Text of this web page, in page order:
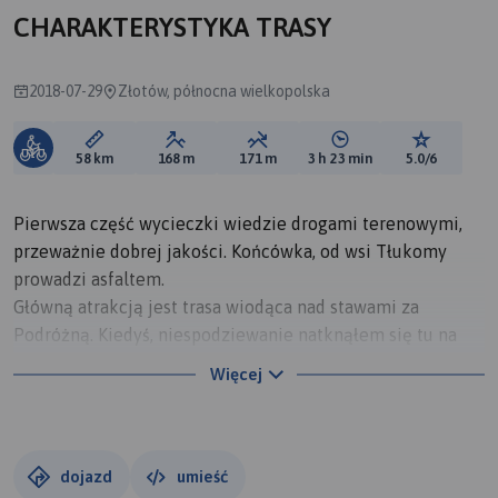
CHARAKTERYSTYKA TRASY
2018-07-29 Złotów, północna wielkopolska
Długość trasy:
58 km Suma przewyższeń:
168 m Suma spadków:
171 m Średni czas potrzebny
3 h 23 min Ocena
5.0/6
Pierwsza część wycieczki wiedzie drogami terenowymi,
przeważnie dobrej jakości. Końcówka, od wsi Tłukomy
prowadzi asfaltem.
Główną atrakcją jest trasa wiodąca nad stawami za
Podróżną. Kiedyś, niespodziewanie natknąłem się tu na
było mnóstwo gęsi gęgawych, których nigdy latem nie
- ciekawe zabytkowe budownictwo w Podróżnej,
Więcej
dojazd umieść